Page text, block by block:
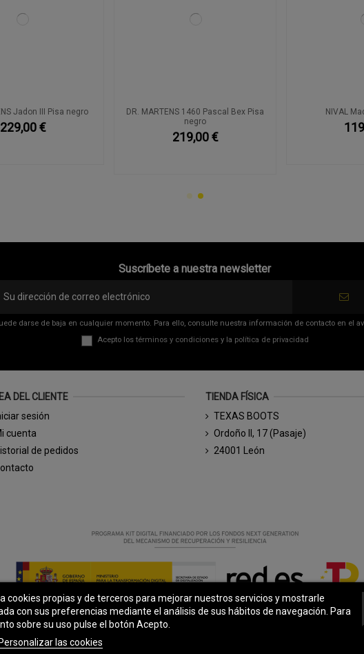
Jadon III Pisa negro
229,00 €
DR. MARTENS 1460 Pascal Bex Pisa
negro
219,00 €
NIVAL
Suscríbete a nuestra newsletter
darse de baja en cualquier momento. Para ello, consulte nuestra información de contacto en el
Acepto los términos y condicionesy la política de privacidad
DEL CLIENTE
sesión
cuenta
de pedidos
TIENDA FÍSICA
TEXAS BOOTS
Ordoño II, 17 (Pasaje)
24001 León
cookies propias y de terceros para mejorar nuestros servicios y mostrarle
con sus preferencias mediante el análisis de sus hábitos de navegación. Para
sobre su uso pulse el botón Acepto.
Personalizar las cookies
© Todos los derechos reservados - Powered bybytefactory